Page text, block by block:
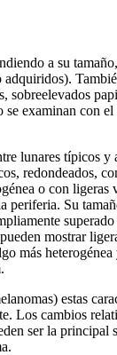
a su
adquiridos).
sobreelevados
examinan con
lunares típicos y
redondeados,
o con ligeras
periferia. Su
mostrar
más heterogénea
estas
Los cambios
ser la principal